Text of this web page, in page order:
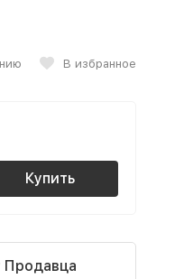
В избранное
Купить
Продавца